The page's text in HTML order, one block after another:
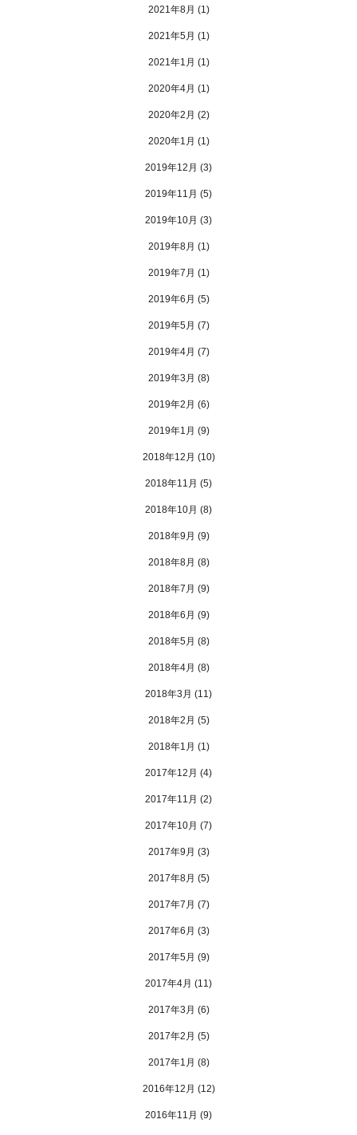
2021年8月 (1)
2021年5月 (1)
2021年1月 (1)
2020年4月 (1)
2020年2月 (2)
2020年1月 (1)
2019年12月 (3)
2019年11月 (5)
2019年10月 (3)
2019年8月 (1)
2019年7月 (1)
2019年6月 (5)
2019年5月 (7)
2019年4月 (7)
2019年3月 (8)
2019年2月 (6)
2019年1月 (9)
2018年12月 (10)
2018年11月 (5)
2018年10月 (8)
2018年9月 (9)
2018年8月 (8)
2018年7月 (9)
2018年6月 (9)
2018年5月 (8)
2018年4月 (8)
2018年3月 (11)
2018年2月 (5)
2018年1月 (1)
2017年12月 (4)
2017年11月 (2)
2017年10月 (7)
2017年9月 (3)
2017年8月 (5)
2017年7月 (7)
2017年6月 (3)
2017年5月 (9)
2017年4月 (11)
2017年3月 (6)
2017年2月 (5)
2017年1月 (8)
2016年12月 (12)
2016年11月 (9)